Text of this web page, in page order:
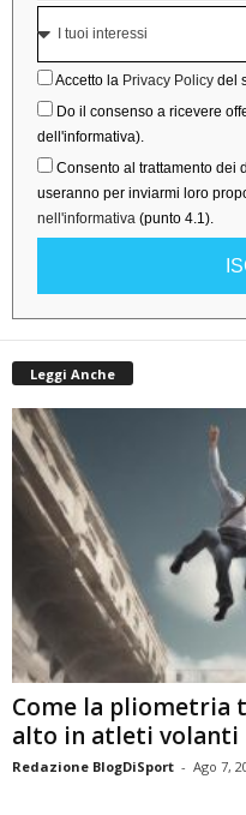
Accetto la Privacy Policy del
Do il consenso a ricevere
dell'informativa).
Consento al trattamento dei
useranno per inviarmi loro
nell'informativa (punto 4.1).
Leggi Anche
Come la pliometria
alto in atleti volanti
Redazione BlogDiSport - Ago 7,